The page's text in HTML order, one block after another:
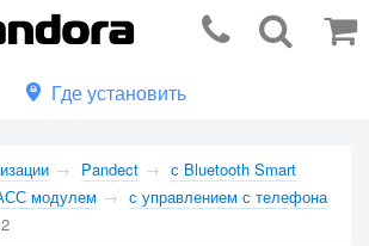
Где установить
Pandect
с Bluetooth Smart
модулем
с управлением с телефона